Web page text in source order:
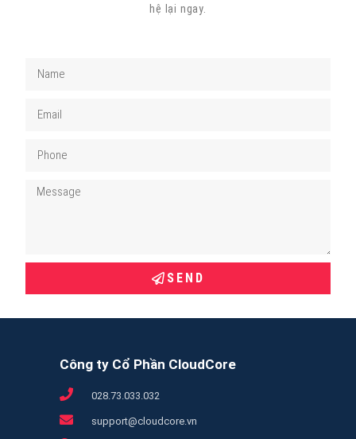
hệ lại ngay.
SEND
Công ty Cổ Phần CloudCore
028.73.033.032
support@cloudcore.vn